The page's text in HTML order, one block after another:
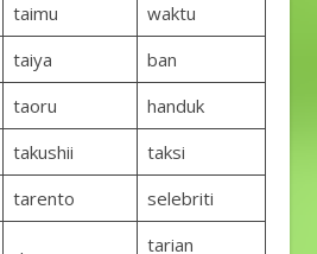
taimu
waktu
taiya
ban
taoru
handuk
takushii
taksi
tarento selebriti
tarian